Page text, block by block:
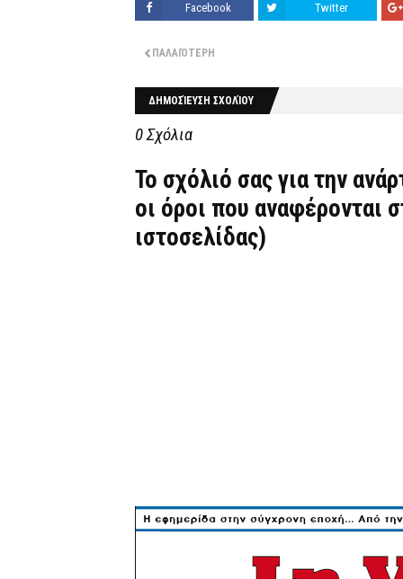
Facebook Twitter
ΠΑΛΑΙΌΤΕΡΗ
ΔΗΜΟΣΊΕΥΣΗ ΣΧΟΛΊΟΥ
0 Σχόλια
Το σχόλιό σας για την
οι όροι που αναφέρονται
ιστοσελίδας)